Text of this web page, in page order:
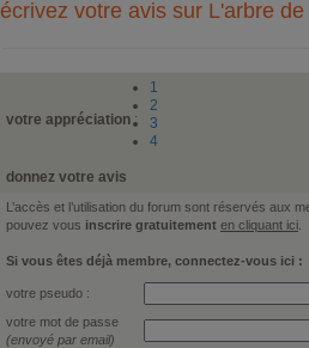
écrivez votre avis sur L'arbre de
votre appréciation:
1
2
3
4
donnez votre avis
L’accès et l’utilisation du forum sont réservés aux
pouvez vous inscrire gratuitement en cliquant ici
Si vous êtes déjà membre, connectez-vous ici :
votre pseudo :
votre mot de passe
(envoyé par email)